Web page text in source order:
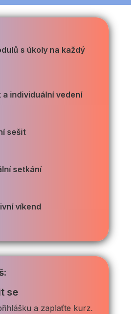
s úkoly na každý
a individuální vedení
sešit
setkání
víkend
se
a zaplaťte kurz.